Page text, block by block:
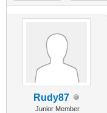
Rudy87
Junior Member